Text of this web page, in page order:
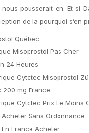
pousserait en. Et si
de la pourquoi s’en
Québec
Misoprostol Pas Cher
24 Heures
Cytotec Misoprostol
200 mg France
Cytotec Prix Le Moins
Sans Ordonnance
France Acheter